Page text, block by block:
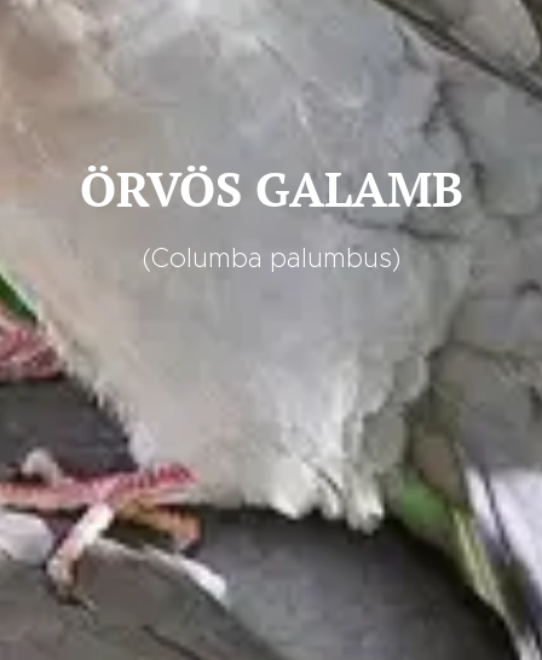
ÖRVÖS GALAMB
(Columba palumbus)